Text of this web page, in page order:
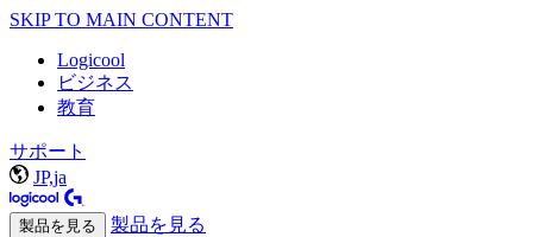
SKIP TO MAIN CONTENT
Logicool
ビジネス
教育
サポート
JP,ja
製品を見る 製品を見る